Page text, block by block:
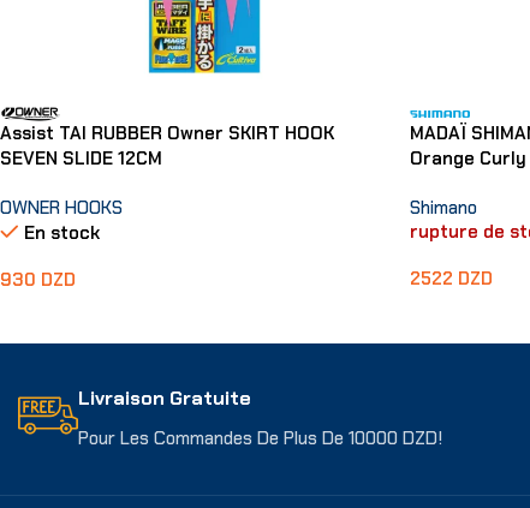
Assist TAI RUBBER Owner SKIRT HOOK
SEVEN SLIDE 12CM
OWNER HOOKS
En stock
930 DZD
MADAÏ
Orange Curly
Shimano
rupture de
2522 DZD
Livraison Gratuite
Pour Les Commandes De Plus De 10000 DZD!